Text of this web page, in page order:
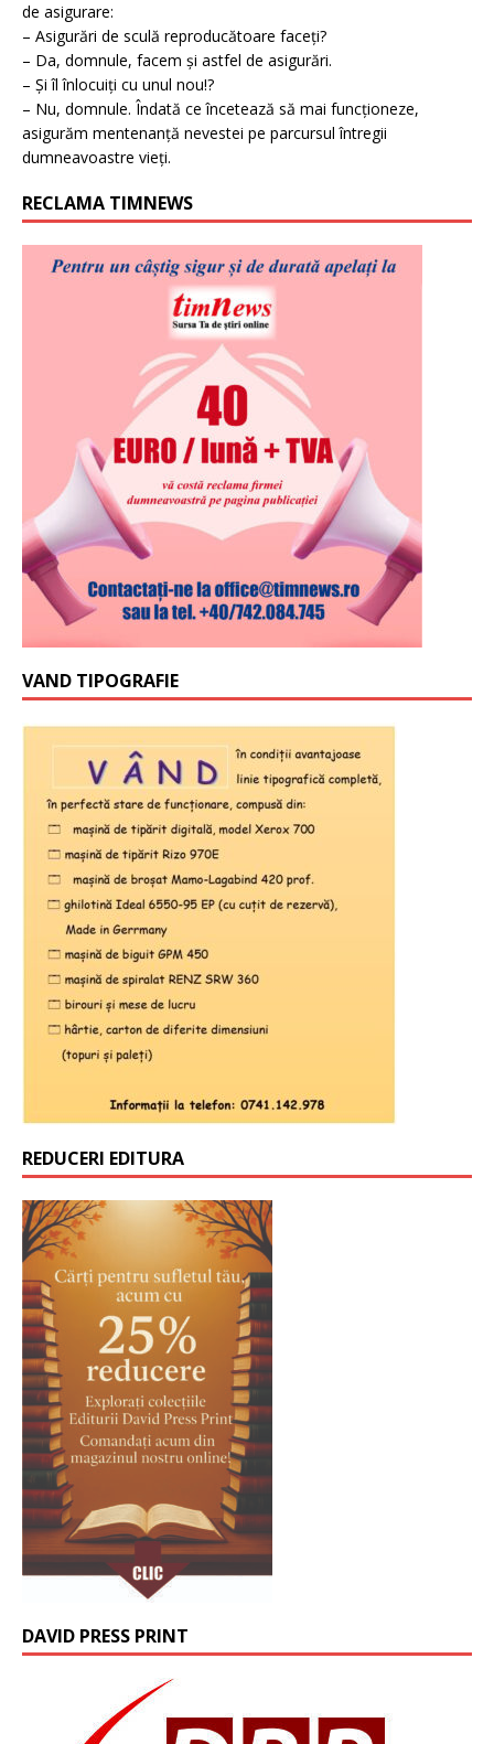
de asigurare:
– Asigurări de sculă reproducătoare faceți?
– Da, domnule, facem și astfel de asigurări.
– Și îl înlocuiți cu unul nou!?
– Nu, domnule. Îndată ce încetează să mai funcționeze,
asigurăm mentenanță nevestei pe parcursul întregii
dumneavoastre vieți.
RECLAMA TIMNEWS
VAND TIPOGRAFIE
REDUCERI EDITURA
DAVID PRESS PRINT